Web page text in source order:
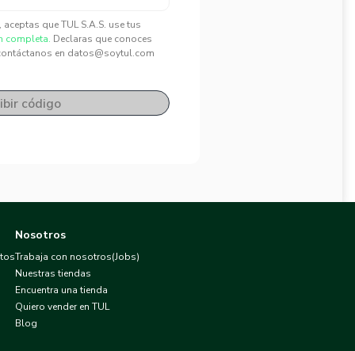
que TUL S.A.S. use tus
completa. Declaras que conoces
en datos@soytul.com
código
Nosotros
Trabaja con nosotros(Jobs)
Nuestras tiendas
Encuentra una tienda
Quiero vender en TUL
Blog